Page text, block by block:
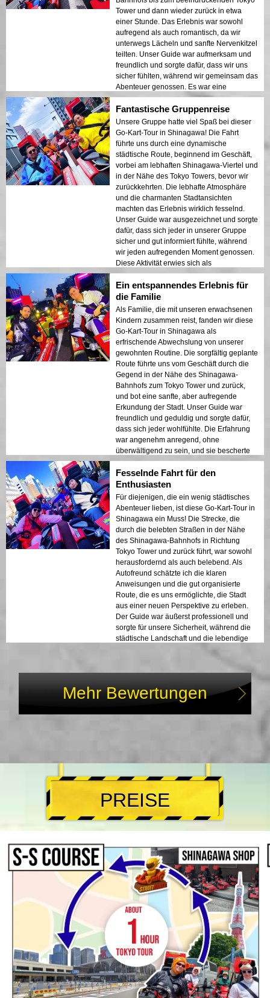
Tower und dann wieder zurück in etwa
einer Stunde. Das Erlebnis war sowohl
aufregend als auch romantisch, da wir
unterwegs Lächeln und sanfte Nervenkitzel
teilten. Unser Guide war aufmerksam und
freundlich und sorgte dafür, dass wir uns
sicher fühlten, während wir gemeinsam das
Abenteuer genossen. Es war eine
einzigartige Mischung aus urbaner
Erkundung und Paarbindung, die wir für
immer schätzen werden.
Fantastische Gruppenreise
Unsere Gruppe hatte viel Spaß bei dieser
Go-Kart-Tour in Shinagawa! Die Fahrt
führte uns durch eine dynamische
städtische Route, beginnend im Geschäft,
vorbei am lebhaften Shinagawa-Viertel und
in der Nähe des Tokyo Towers, bevor wir
zurückkehrten. Die lebhafte Atmosphäre
und die charmanten Stadtansichten
machten das Erlebnis wirklich fesselnd.
Unser Guide war ausgezeichnet und sorgte
dafür, dass sich jeder in unserer Gruppe
sicher und gut informiert fühlte, während
wir jeden aufregenden Moment genossen.
Diese Aktivität erwies sich als
herausragendes Gruppenerlebnis und als
innovative Möglichkeit, Tokio zu erleben.
Ein entspannendes Erlebnis für
die Familie
Als Familie, die mit unseren erwachsenen
Kindern zusammen reist, fanden wir diese
Go-Kart-Tour in Shinagawa als
erfrischende Abwechslung von unserer
gewohnten Routine. Die sorgfältig geplante
Route führte uns vom Geschäft durch die
Gegend in der Nähe des Shinagawa-
Bahnhofs zum Tokyo Tower und zurück,
und bot eine sanfte, aber aufregende
Erkundung der Stadt. Unser Guide war
freundlich und geduldig und sorgte dafür,
dass sich jeder wohlfühlte. Die Erfahrung
war angenehm anregend, ohne
überwältigend zu sein, und sie bescherte
uns bleibende Erinnerungen an einen gut
verbrachten Tag in Tokio.
Fesselnde Fahrt für den
Enthusiasten
Für diejenigen, die ein wenig städtisches
Abenteuer lieben, ist diese Go-Kart-Tour in
Shinagawa ein Muss! Die Strecke, die
durch die belebten Straßen in der Nähe
des Shinagawa-Bahnhofs in Richtung
Tokyo Tower und zurück führt, war sowohl
herausfordernd als auch belebend. Als
Autofreund schätzte ich die klaren
Anweisungen und die gut organisierte
Route, die es uns ermöglichte, die Stadt
aus einer neuen Perspektive zu erleben.
Der Guide war äußerst professionell und
sorgte für unsere Sicherheit, während die
städtische Landschaft und die lebendige
Energie Tokios mich voll und ganz
Mehr Bewertungen
PREISE